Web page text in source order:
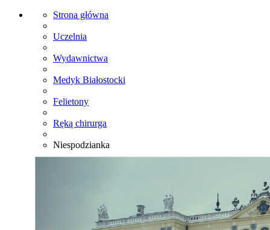
Strona główna
Uczelnia
Wydawnictwa
Medyk Białostocki
Felietony
Ręką chirurga
Niespodzianka